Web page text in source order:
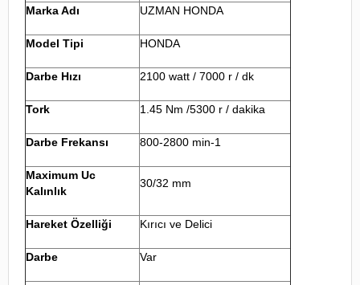
Marka Adı UZMAN HONDA
Model Tipi HONDA
Darbe Hızı 2100 watt / 7000 r / dk
Tork 1.45 Nm /5300 r / dakika
Darbe Frekansı 800-2800 min-1
Maximum Uc
Kalınlık
30/32 mm
Hareket Özelliği Kırıcı ve Delici
Darbe Var